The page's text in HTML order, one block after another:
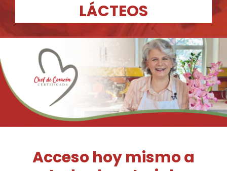
LÁCTEOS
Acceso hoy mismo a